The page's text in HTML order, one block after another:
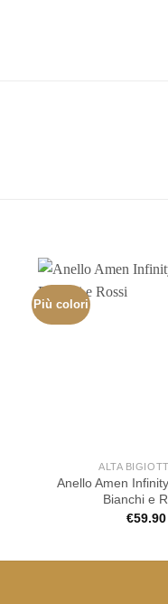
Più colori
ALTA
Anello Amen
Bianchi e
€59.90